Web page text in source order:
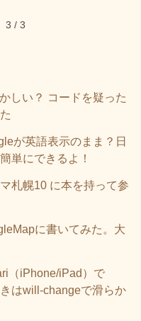
3 / 3
しい？ コードを疑った
が英語表示のまま？日
単にできるよ！
札幌10 に本を持って参
に書いてみた。大
（iPhone/iPad）で
はwill-changeで滑らか